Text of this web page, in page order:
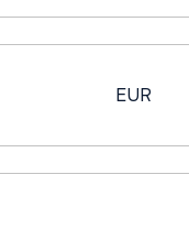
EUR